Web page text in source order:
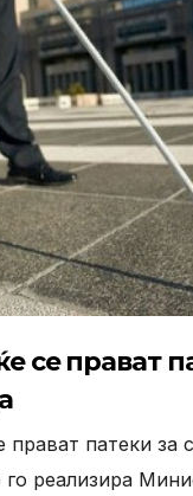
се прават
патеки за
го реализира